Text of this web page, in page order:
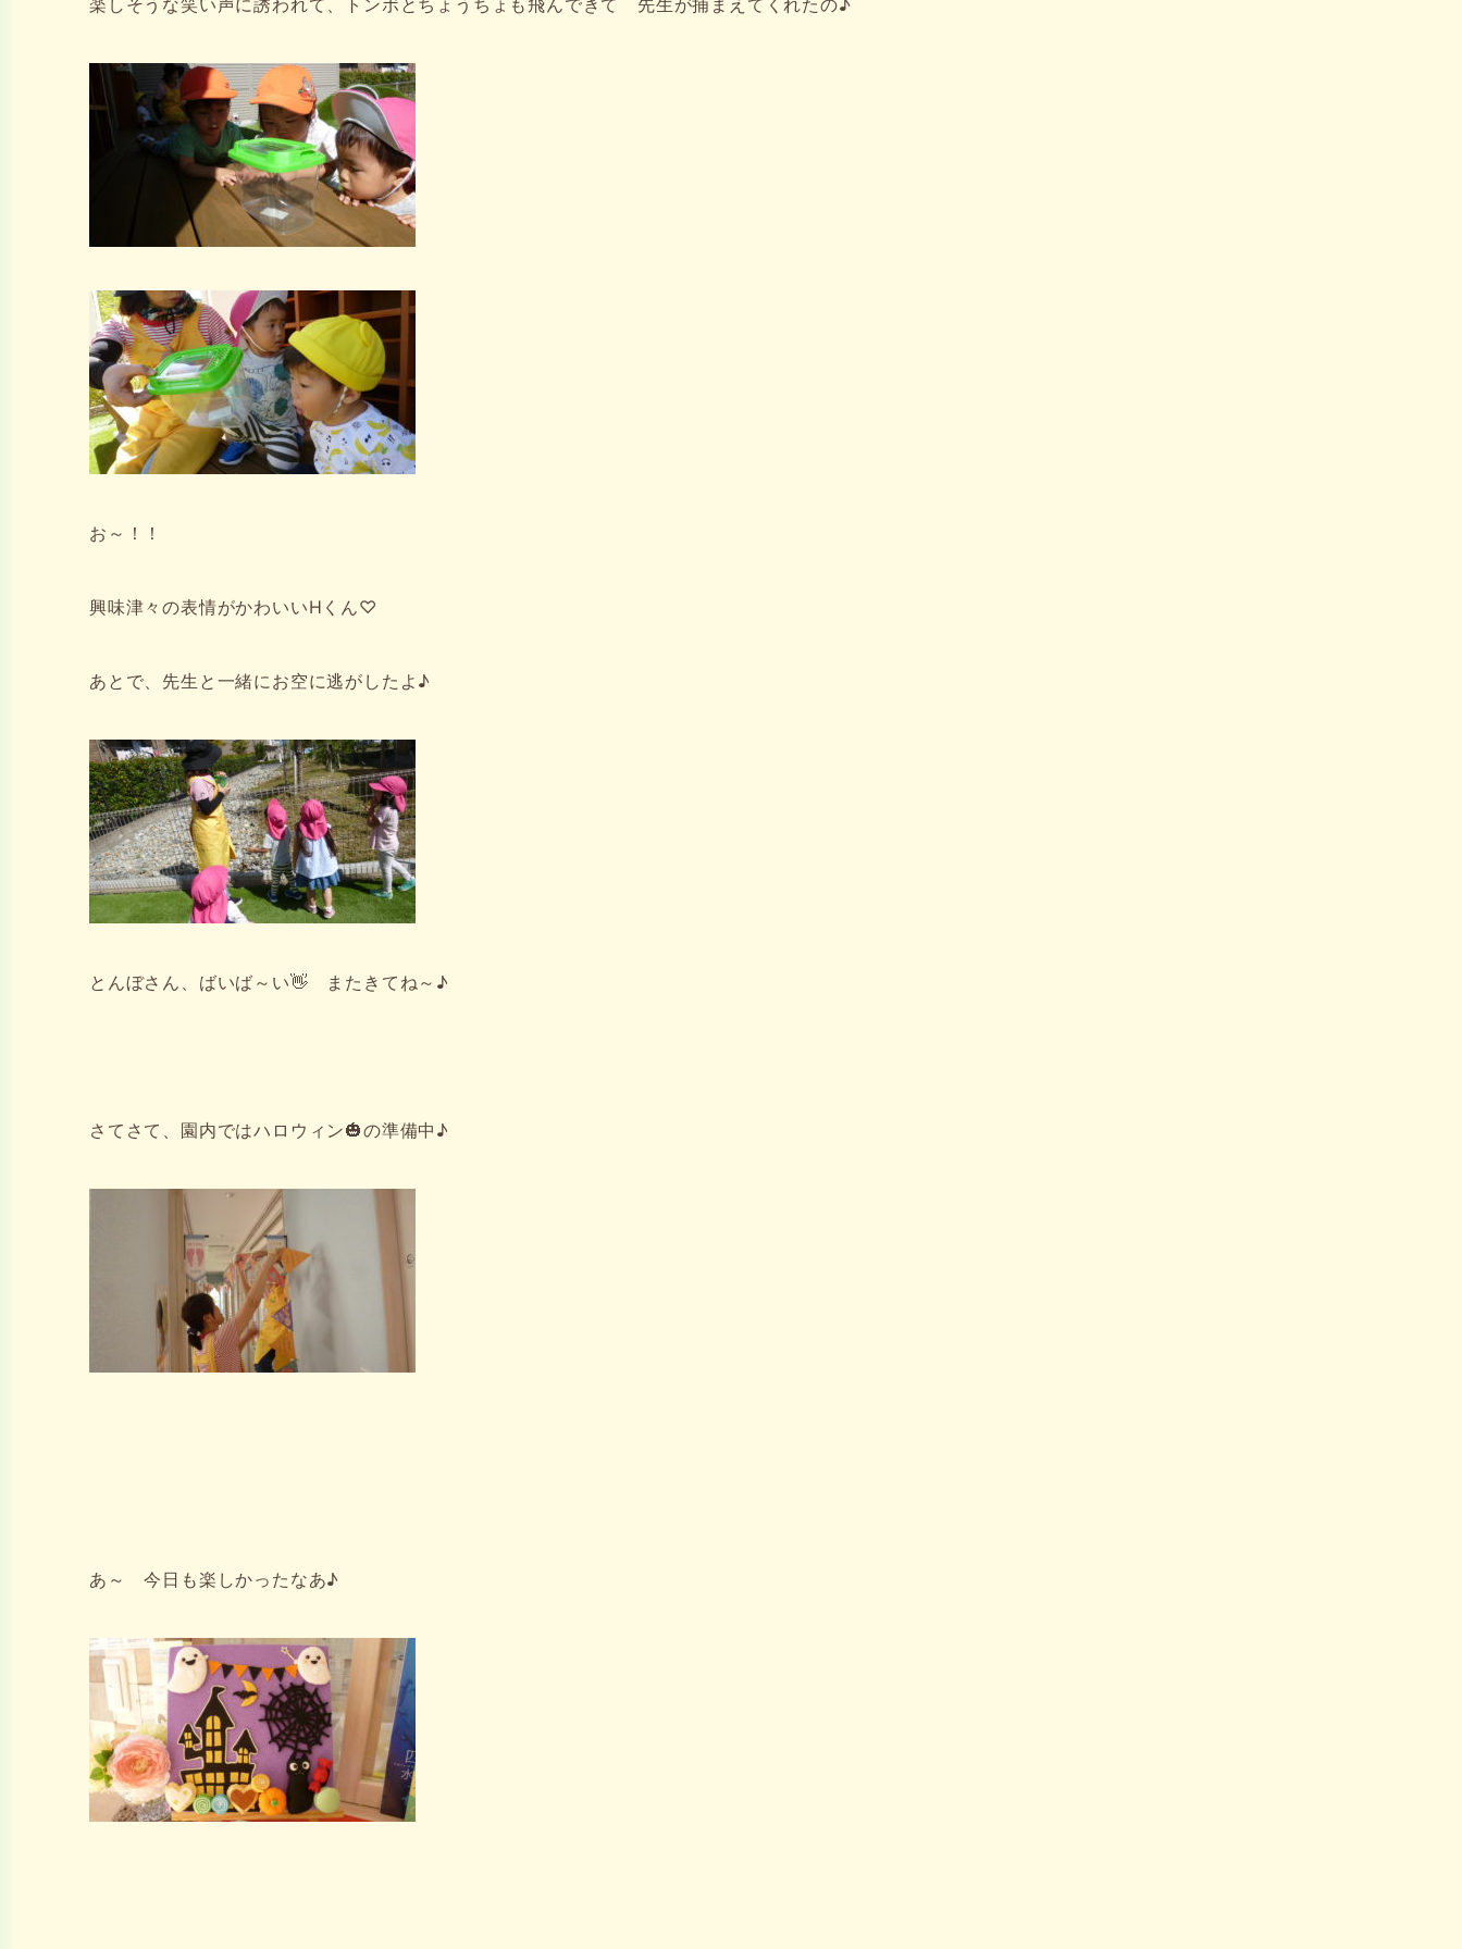
お～！！
興味津々の表情がかわいいHくん♡
あとで、先生と一緒にお空に逃がしたよ♪
とんぼさん、ばいば～い👋 またきてね～♪
さてさて、園内ではハロウィン🎃の準備中♪
あ～ 今日も楽しかったなあ♪